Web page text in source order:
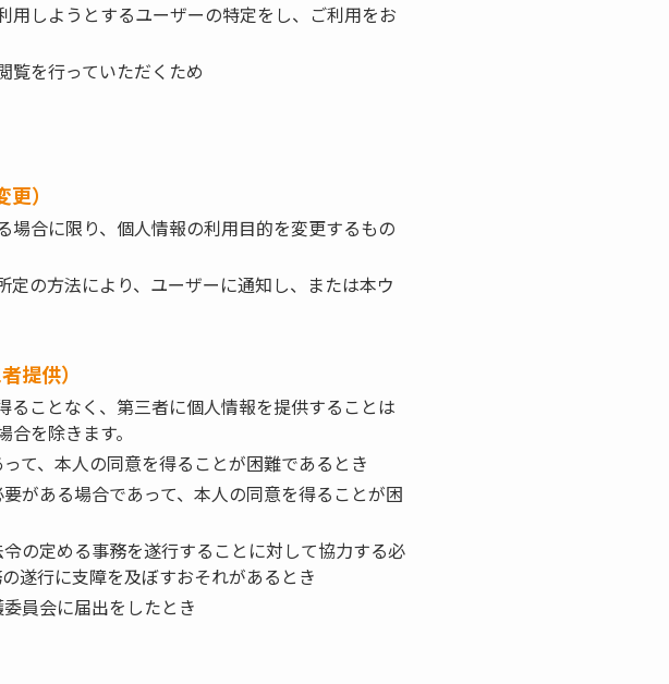
しようとするユーザーの特定をし、ご利用をお
覧を行っていただくため
）
合に限り、個人情報の利用目的を変更するもの
の方法により、ユーザーに通知し、または本ウ
提供）
ことなく、第三者に個人情報を提供することは
を除きます。
て、本人の同意を得ることが困難であるとき
がある場合であって、本人の同意を得ることが困
の定める事務を遂行することに対して協力する必
遂行に支障を及ぼすおそれがあるとき
員会に届出をしたとき